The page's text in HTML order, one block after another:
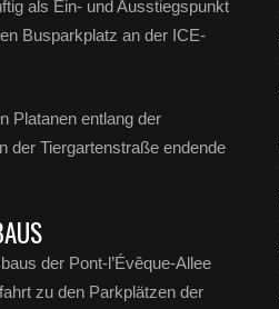
als Ein- und Ausstiegspunkt
Busparkplatz an der ICE-
Platanen entlang der
der Tiergartenstraße endende
der Pont-l’Évêque-Allee
zu den Parkplätzen der